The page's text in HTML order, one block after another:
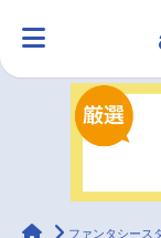
ラジオ
animateTimes
ファンタシース